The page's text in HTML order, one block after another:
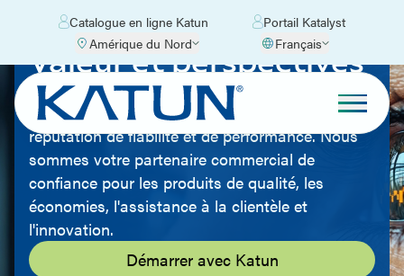
Catalogue en ligne Katun
Portail Katalyst
Amérique du Nord
Français
Valeur et perspectives
Avec des décennies d'expérience dans l'industrie
du matériel d'imagerie, Katun s'est forgé une
réputation de fiabilité et de performance. Nous
sommes votre partenaire commercial de
confiance pour les produits de qualité, les
économies, l'assistance à la clientèle et
l'innovation.
Démarrer avec Katun